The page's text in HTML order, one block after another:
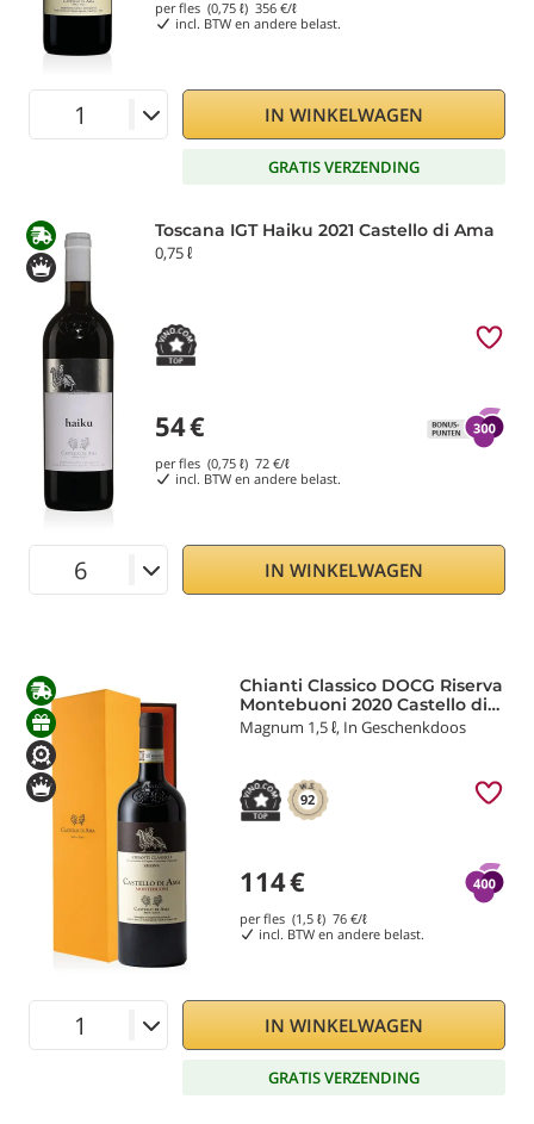
per fles (0,75 ℓ) 356 €/ℓ
incl. BTW en andere belast.
IN WINKELWAGEN
GRATIS VERZENDING
Toscana IGT Haiku 2021 Castello di Ama
0,75 ℓ
54€
per fles (0,75 ℓ) 72 €/ℓ
incl. BTW en andere belast.
IN WINKELWAGEN
Chianti Classico DOCG Riserva
Montebuoni 2020 Castello di
Ama
Magnum 1,5 ℓ, In Geschenkdoos
92
114€
per fles (1,5 ℓ) 76€/ℓ
incl. BTW en andere belast.
IN WINKELWAGEN
GRATIS VERZENDING